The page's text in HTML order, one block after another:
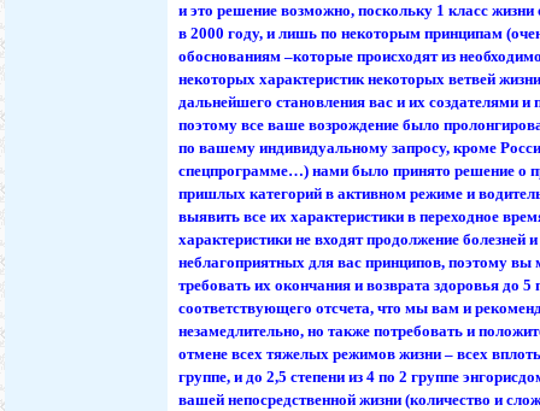
и это решение возможно, поскольку 1 класс
в 2000 году, и лишь по некоторым принципам
обоснованиям –которые происходят из
некоторых характеристик некоторых ветвей
дальнейшего становления вас и их создателями и
поэтому все ваше возрождение было
по вашему индивидуальному запросу, кроме
спецпрограмме…) нами было принято решение о
пришлых категорий в активном режиме и
выявить все их характеристики в переходное
характеристики не входят продолжение болезней
неблагоприятных для вас принципов, поэтому вы
требовать их окончания и возврата здоровья до 5
соответствующего отсчета, что мы вам и
незамедлительно, но также потребовать и
отмене всех тяжелых режимов жизни – всех
группе, и до 2,5 степени из 4 по 2 группе
вашей непосредственной жизни (количество и